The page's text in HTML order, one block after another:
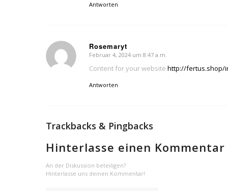
Antworten
Rosemaryt
sagte:
Februar 4, 2024 um 8:47 a.m.
Content for your website http://fertus.shop/
Antworten
Trackbacks & Pingbacks
Hinterlasse einen Kommentar
An der Diskussion beteiligen?
Hinterlasse uns deinen Kommentar!